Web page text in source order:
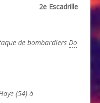
2e Escadrille
de bombardiers Do
(54) à